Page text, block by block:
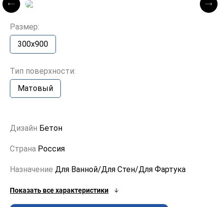
Размер:
300x900
Тип поверхности:
Матовый
Дизайн Бетон
Страна Россия
Назначение Для Ванной/Для Стен/Для Фартука
Показать все характеристики